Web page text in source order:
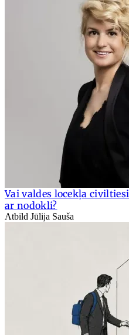
Vai valdes locekļa
ar nodokli?
Atbild Jūlija Sauša